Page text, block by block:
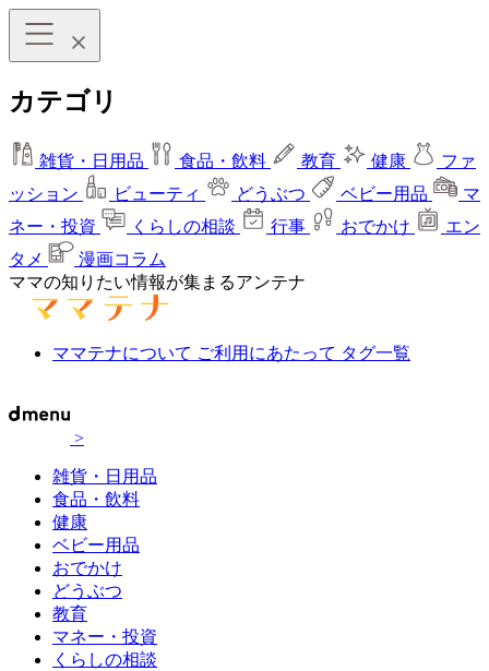
カテゴリ
雑貨・日用品 食品・飲料 教育 健康
ファ
ッション
ビューティ どうぶつ ベビー用品
マ
ネー・投資
くらしの相談 行事 おでかけ
エン
タメ
漫画コラム
ママの知りたい情報が集まるアンテナ
ママテナについて ご利用にあたって タグ一覧
>
雑貨・日用品
食品・飲料
健康
ベビー用品
おでかけ
どうぶつ
教育
マネー・投資
くらしの相談